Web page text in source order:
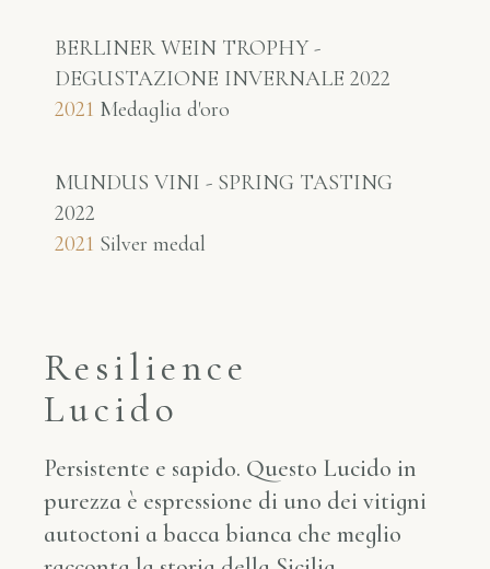
BERLINER WEIN TROPHY -
DEGUSTAZIONE INVERNALE 2022
2021 Medaglia d'oro
MUNDUS VINI - SPRING TASTING
2022
2021 Silver medal
Resilience
Lucido
Persistente e sapido. Questo Lucido in
purezza è espressione di uno dei vitigni
autoctoni a bacca bianca che meglio